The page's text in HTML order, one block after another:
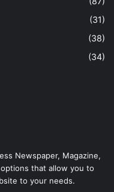
(31)
(38)
(34)
Newspaper, Magazine,
that allow you to
to your needs.